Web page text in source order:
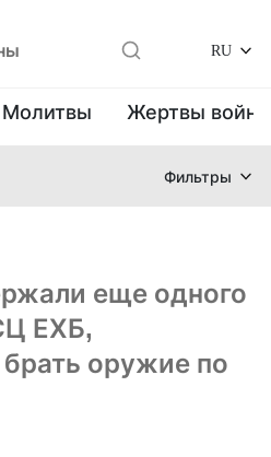
RU
Молитвы Жертвы
Фильтры
еще одного
ЕХБ,
оружие по